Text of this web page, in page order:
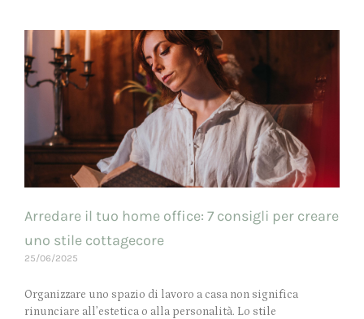
Arredare il tuo home office: 7 consigli per creare
uno stile cottagecore
25/06/2025
Organizzare uno spazio di lavoro a casa non significa
rinunciare all’estetica o alla personalità. Lo stile